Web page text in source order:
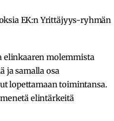
EK:n Yrittäjyys-ryhmän
molemmista
ja samalla osa
lopettamaan toimintansa.
elintärkeitä